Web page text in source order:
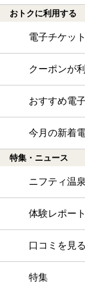
おトクに利用する
電子チケッ
クーポンが
おすすめ電
今月の新着
特集・ニュース
ニフティ温
体験レポート
口コミを見る
特集